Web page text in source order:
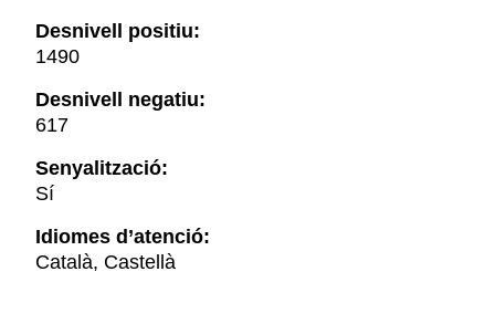
Desnivell positiu:
1490
Desnivell negatiu:
617
Senyalització:
Sí
Idiomes d’atenció:
Català, Castellà